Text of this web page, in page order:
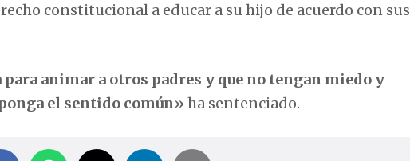
constitucional a educar a su hijo de acuerdo con sus
animar a otros padres y que no tengan miedo y
el sentido común» ha sentenciado.